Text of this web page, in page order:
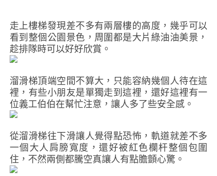
走上樓梯發現差不多有兩層樓的高度，幾乎可以
看到整個公園景色，周圍都是大片綠油油美景，
趁排隊時可以好好欣賞。
溜滑梯頂端空間不算大，只能容納幾個人待在這
裡，有些小朋友是單獨走到這裡，還好這裡有一
位義工伯伯在幫忙注意，讓人多了些安全感。
從溜滑梯往下滑讓人覺得點恐怖，軌道就差不多
一個大人肩膀寬度，還好被紅色欄杆整個包圍
住，不然兩側都騰空真讓人有點膽顫心驚。